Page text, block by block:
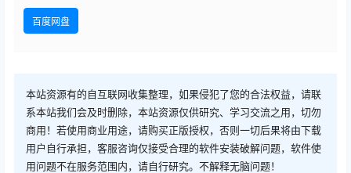
百度网盘
本站资源有的自互联网收集整理，如果侵犯了您的合法权益，请联
系本站我们会及时删除，本站资源仅供研究、学习交流之用，切勿
商用！若使用商业用途，请购买正版授权，否则一切后果将由下载
用户自行承担，客服咨询仅接受合理的软件安装破解问题，软件使
用问题不在服务范围内，请自行研究。不解释无脑问题！